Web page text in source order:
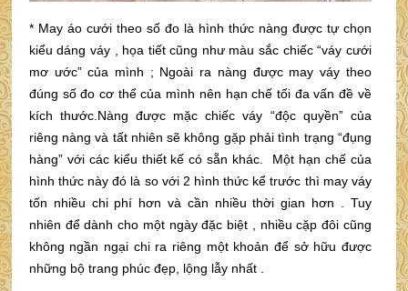
* May áo cưới theo số đo là hình thức nàng được tự chọn
kiểu dáng váy , họa tiết cũng như màu sắc chiếc “váy cưới
mơ ước” của mình ; Ngoài ra nàng được may váy theo
đúng số đo cơ thể của mình nên hạn chế tối đa vấn đề về
kích thước.Nàng được mặc chiếc váy “độc quyền” của
riêng nàng và tất nhiên sẽ không gặp phải tình trạng “đụng
hàng” với các kiểu thiết kế có sẵn khác. Một hạn chế của
hình thức này đó là so với 2 hình thức kể trước thì may váy
tốn nhiều chi phí hơn và cần nhiều thời gian hơn . Tuy
nhiên để dành cho một ngày đặc biệt , nhiều cặp đôi cũng
không ngần ngại chi ra riêng một khoản để sở hữu được
những bộ trang phúc đẹp, lộng lẫy nhất .